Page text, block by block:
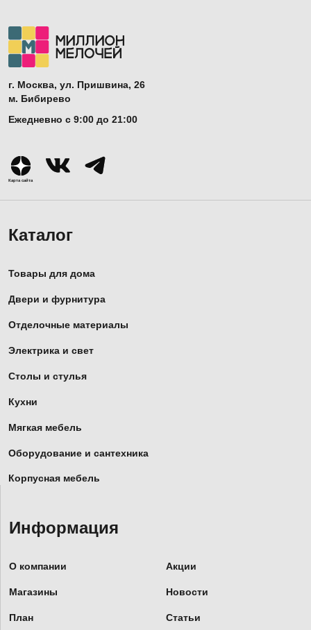
г. Москва, ул. Пришвина, 26
м. Бибирево
Ежедневно с 9:00 до 21:00
Карта сайта
Каталог
Товары для дома
Двери и фурнитура
Отделочные материалы
Электрика и свет
Столы и стулья
Кухни
Мягкая мебель
Оборудование и сантехника
Корпусная мебель
Информация
О компании Акции
Магазины Новости
План Статьи